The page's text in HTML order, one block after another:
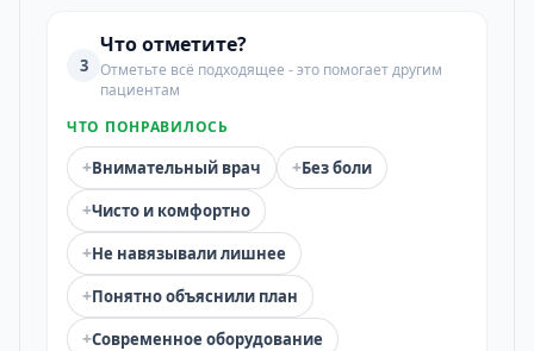
3
Что отметите?
Отметьте всё подходящее - это помогает другим
пациентам
ЧТО ПОНРАВИЛОСЬ
+Внимательный врач +Без боли
+Чисто и комфортно
+Не навязывали лишнее
+Понятно объяснили план
+Современное оборудование